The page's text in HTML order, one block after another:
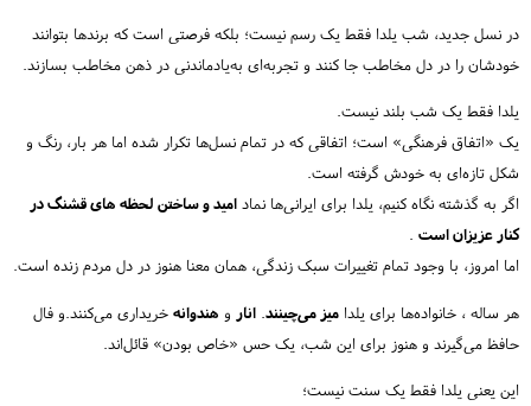
در نسل جدید، شب یلدا فقط یک رسم نیست؛ بلکه فرصتی است که برندها بتوانند
خودشان را در دل مخاطب جا کنند و تجربه‌ای به‌یادماندنی در ذهن مخاطب بسازند.
یلدا فقط یک شب بلند نیست.
یک «اتفاق فرهنگی» است؛ اتفاقی که در تمام نسل‌ها تکرار شده اما هر بار، رنگ و
شکل تازه‌ای به خودش گرفته است.
اگر به گذشته نگاه کنیم، یلدا برای ایرانی‌ها نماد امید و ساختن لحظه های قشنگ در
کنار عزیزان است .
اما امروز، با وجود تمام تغییرات سبک زندگی، همان معنا هنوز در دل مردم زنده است.
هر ساله ، خانواده‌ها برای یلدا میز می‌چینند. انار و هندوانه خریداری می‌کنند.و فال
حافظ می‌گیرند و هنوز برای این شب، یک حس «خاص بودن» قائل‌اند.
این یعنی یلدا فقط یک سنت نیست؛